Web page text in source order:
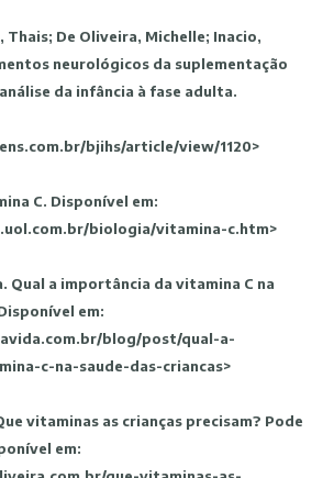
Thais; De Oliveira, Michelle; Inacio,
neurológicos da suplementação
da infância à fase adulta.
bjihs/article/view/1120>
C. Disponível em:
biologia/vitamina-c.htm>
Qual a importância da vitamina C na
em:
blog/post/qual-a-
c-na-saude-das-criancas>
vitaminas as crianças precisam? Pode
em: